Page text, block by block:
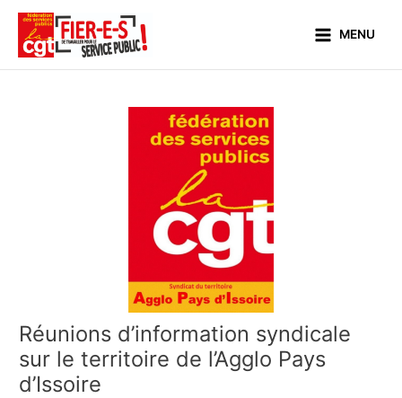
contenu
Menu
MENU
Réunions d’information syndicale
sur le territoire de l’Agglo Pays
d’Issoire